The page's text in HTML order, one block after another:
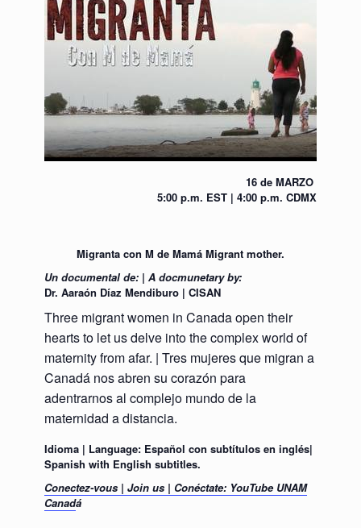
16 de MARZO
5:00 p.m. EST | 4:00 p.m. CDMX
Migranta con M de Mamá Migrant mother.
Un documental de: | A docmunetary by:
Dr. Aaraón Díaz Mendiburo | CISAN
Three migrant women in Canada open their
hearts to let us delve into the complex world of
maternity from afar. | Tres mujeres que migran a
Canadá nos abren su corazón para
adentrarnos al complejo mundo de la
maternidad a distancia.
Idioma | Language: Español con subtítulos en inglés|
Spanish with English subtitles.
Conectez-vous | Join us | Conéctate: YouTube UNAM
Canadá